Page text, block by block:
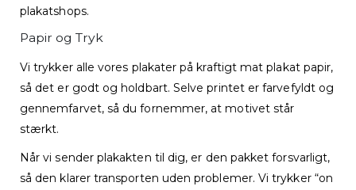
plakatshops.
Papir og Tryk
Vi trykker alle vores plakater på kraftigt mat plakat papir,
så det er godt og holdbart. Selve printet er farvefyldt og
gennemfarvet, så du fornemmer, at motivet står
stærkt.
Når vi sender plakakten til dig, er den pakket forsvarligt,
så den klarer transporten uden problemer. Vi trykker “on